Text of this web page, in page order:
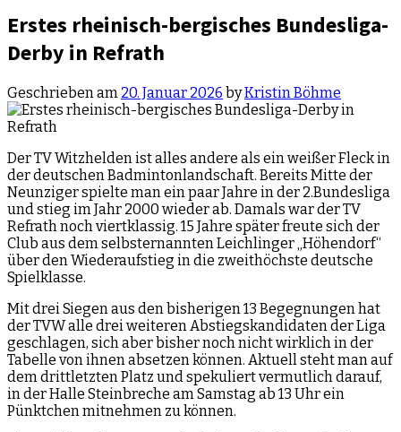
Erstes rheinisch-bergisches Bundesliga-
Derby in Refrath
Geschrieben am 20. Januar 2026 byKristin Böhme
Der TV Witzhelden ist alles andere als ein weißer Fleck in
der deutschen Badmintonlandschaft. Bereits Mitte der
Neunziger spielte man ein paar Jahre in der 2.Bundesliga
und stieg im Jahr 2000 wieder ab. Damals war der TV
Refrath noch viertklassig. 15 Jahre später freute sich der
Club aus dem selbsternannten Leichlinger „Höhendorf“
über den Wiederaufstieg in die zweithöchste deutsche
Spielklasse.
Mit drei Siegen aus den bisherigen 13 Begegnungen hat
der TVW alle drei weiteren Abstiegskandidaten der Liga
geschlagen, sich aber bisher noch nicht wirklich in der
Tabelle von ihnen absetzen können. Aktuell steht man auf
dem drittletzten Platz und spekuliert vermutlich darauf,
in der Halle Steinbreche am Samstag ab 13 Uhr ein
Pünktchen mitnehmen zu können.